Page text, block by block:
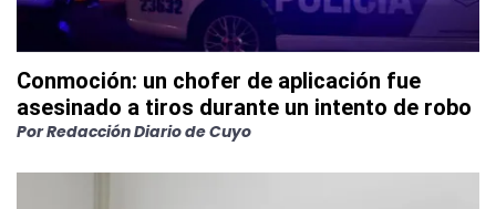
Conmoción: un chofer de aplicación fue
asesinado a tiros durante un intento de robo
PorRedacción Diario de Cuyo